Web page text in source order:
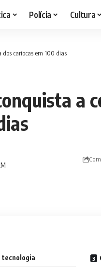
Polícia Cultura
cariocas em 100 dias
a
tecnologia